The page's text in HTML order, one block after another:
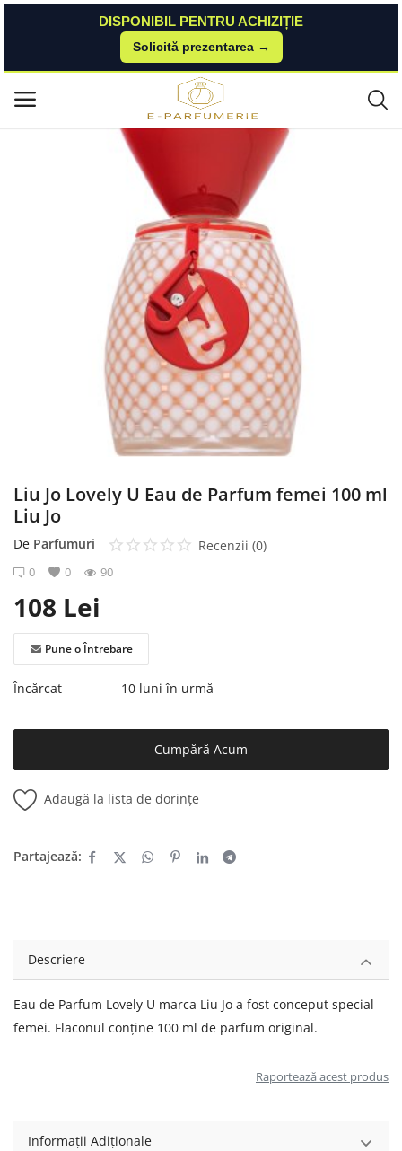
DISPONIBIL PENTRU ACHIZIȚIE
Solicită prezentarea →
Meniu principal
Liu Jo Lovely U Eau de Parfum femei 100 ml Liu Jo
Liu Jo Lovely U Eau de Parfum femei 100 ml
Liu Jo
De Parfumuri Recenzii (0)
0 0 90
108 Lei
Pune o Întrebare
Încărcat 10 luni în urmă
Cumpără Acum
Adaugă la lista de dorințe
Partajează:
Descriere
Eau de Parfum Lovely U marca Liu Jo a fost conceput special
femei. Flaconul conține 100 ml de parfum original.
Raportează acest produs
Informații Adiționale